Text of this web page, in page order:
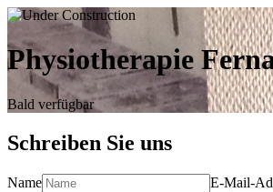
Physiotherapie
Bald verfügbar
Schreiben Sie uns
Name E-Mail-